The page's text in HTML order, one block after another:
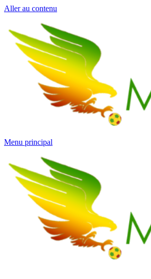
Aller au contenu
Menu principal